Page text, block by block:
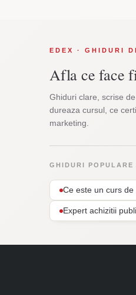
EDEX · GHIDURI
Afla ce face
Ghiduri clare, scrise
dureaza cursul, ce
marketing.
GHIDURI POPULARE
Ce este un curs de
Expert achizitii